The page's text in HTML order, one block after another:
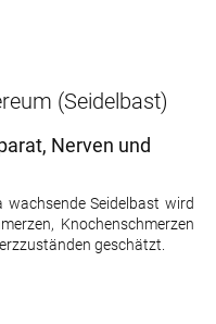
(Seidelbast)
Nerven und
wachsende Seidelbast wird
Knochenschmerzen
geschätzt.